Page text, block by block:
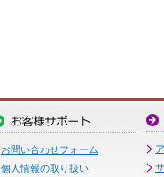
お問い合わせフォーム
個人情報の取り扱い